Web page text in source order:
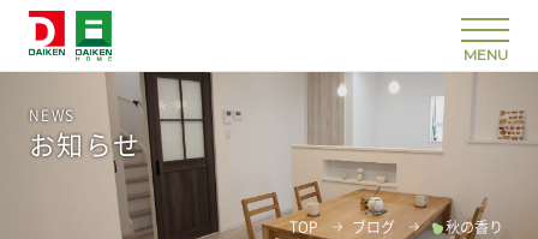
NEWS
お知らせ
TOP ブログ 秋の香り